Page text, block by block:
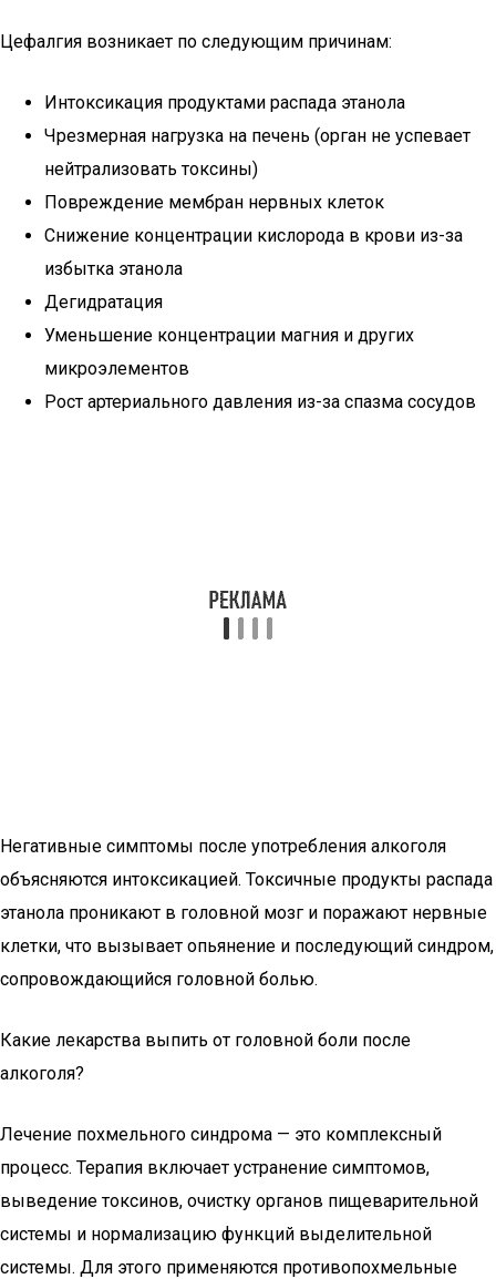
Цефалгия возникает по следующим причинам:
Интоксикация продуктами распада этанола
Чрезмерная нагрузка на печень (орган не успевает
нейтрализовать токсины)
Повреждение мембран нервных клеток
Снижение концентрации кислорода в крови из-за
избытка этанола
Дегидратация
Уменьшение концентрации магния и других
микроэлементов
Рост артериального давления из-за спазма сосудов
Негативные симптомы после употребления алкоголя
объясняются интоксикацией. Токсичные продукты распада
этанола проникают в головной мозг и поражают нервные
клетки, что вызывает опьянение и последующий синдром,
сопровождающийся головной болью.
Какие лекарства выпить от головной боли после
алкоголя?
Лечение похмельного синдрома — это комплексный
процесс. Терапия включает устранение симптомов,
выведение токсинов, очистку органов пищеварительной
системы и нормализацию функций выделительной
системы. Для этого применяются противопохмельные